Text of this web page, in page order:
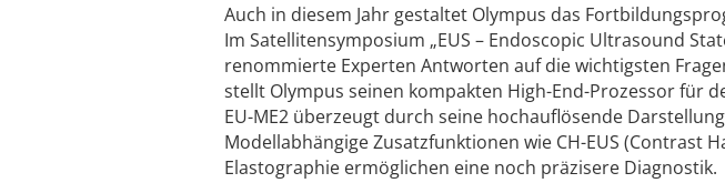
Auch in diesem Jahr gestaltet Olympus das
Im Satellitensymposium „EUS – Endoscopic Ultrasound
renommierte Experten Antworten auf die wichtigsten
stellt Olympus seinen kompakten High-End-Prozessor für
EU-ME2 überzeugt durch seine hochauflösende
Modellabhängige Zusatzfunktionen wie CH-EUS (Contrast
Elastographie ermöglichen eine noch präzisere Diagnostik.